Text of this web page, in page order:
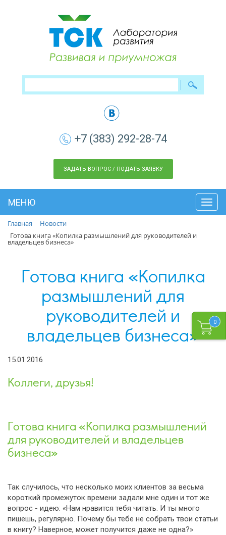
0
+7 (383) 292-28-74
ЗАДАТЬ ВОПРОС / ПОДАТЬ ЗАЯВКУ
МЕНЮ
Главная
Новости
Готова книга «Копилка размышлений для руководителей и
владельцев бизнеса»
Готова книга «Копилка
размышлений для
руководителей и
владельцев бизнеса»
15.01.2016
Коллеги, друзья!
Готова книга «Копилка размышлений
для руководителей и владельцев
бизнеса»
Так случилось, что несколько моих клиентов за весьма
короткий промежуток времени задали мне один и тот же
вопрос - идею: «Нам нравится тебя читать. И ты много
пишешь, регулярно. Почему бы тебе не собрать твои статьи
в книгу? Наверное, может получится даже не одна?»